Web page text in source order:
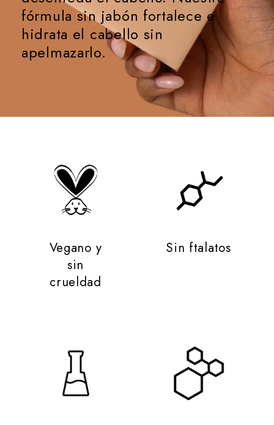
fórmula sin jabón fortalece e
hidrata el cabello sin
apelmazarlo.
Vegano y
sin
crueldad
Sin ftalatos